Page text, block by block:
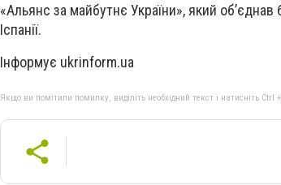
«Альянс за майбутнє України», який обʼєднав
Іспанії.
Інформує ukrinform.ua
Якщо ви помітили помилку, виділіть необхідний текст і натисніть